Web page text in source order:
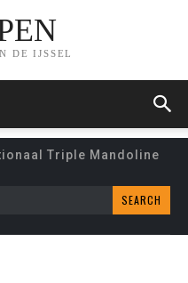
DE IJSSEL
Triple Mandoline
SEARCH